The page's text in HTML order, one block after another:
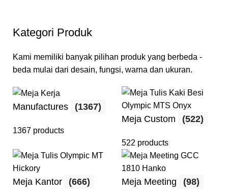
Kategori Produk
Kami memiliki banyak pilihan produk yang berbeda -
beda mulai dari desain, fungsi, warna dan ukuran.
Manufactures (1367)
1367 products
Meja Custom (522)
522 products
Meja Kantor (666) Meja Meeting (98)